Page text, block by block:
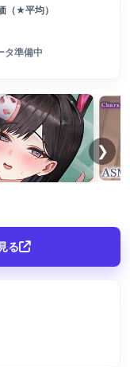
（★平均）
タ準備中
❯
る